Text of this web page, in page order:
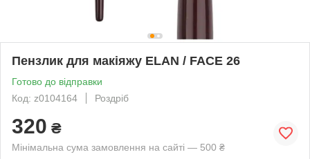
Пензлик для макіяжу ELAN / FACE 26
Готово до відправки
Код: z0104164
Роздріб
320 ₴
Мінімальна сума замовлення на сайті — 500 ₴